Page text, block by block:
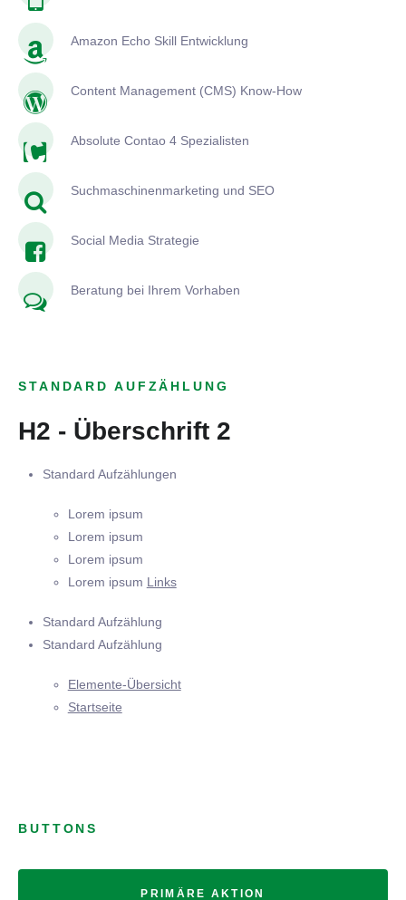
Amazon Echo Skill Entwicklung
Content Management (CMS) Know-How
Absolute Contao 4 Spezialisten
Suchmaschinenmarketing und SEO
Social Media Strategie
Beratung bei Ihrem Vorhaben
STANDARD AUFZÄHLUNG
H2 - Überschrift 2
Standard Aufzählungen
Lorem ipsum
Lorem ipsum
Lorem ipsum
Lorem ipsum Links
Standard Aufzählung
Standard Aufzählung
Elemente-Übersicht
Startseite
BUTTONS
PRIMÄRE AKTION